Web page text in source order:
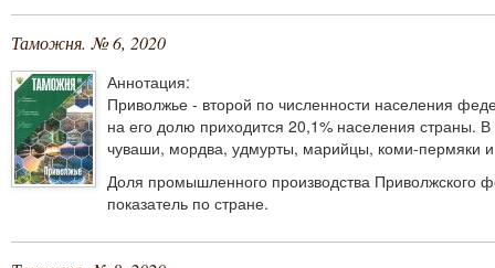
Таможня. № 6, 2020
Аннотация:
Приволжье - второй по численности населения
на его долю приходится 20,1% населения страны.
чуваши, мордва, удмурты, марийцы, коми-пермяки и
Доля промышленного производства Приволжского
показатель по стране.